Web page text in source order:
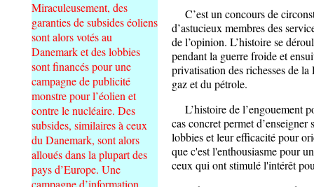
Miraculeusement, des
garanties de subsides éoliens
sont alors votés au
Danemark et des lobbies
sont financés pour une
campagne de publicité
monstre pour l’éolien et
contre le nucléaire. Des
subsides, similaires à ceux
du Danemark, sont alors
alloués dans la plupart des
pays d’Europe. Une
campagne d’information,
C’est un concours de
d’astucieux membres des
de l’opinion. L’histoire se
pendant la guerre froide et
privatisation des richesses de
gaz et du pétrole.
L’histoire de l’engouement
cas concret permet
lobbies et leur efficacité pour
que c'est l'enthousiasme pour
ceux qui ont stimulé l'intérêt